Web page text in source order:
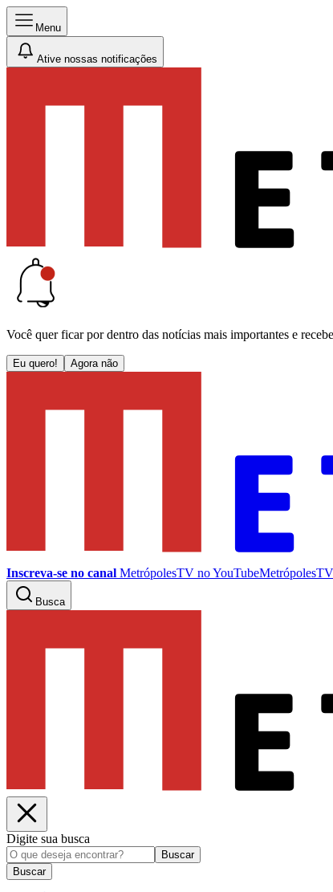
Menu
Ative nossas notificações
Você quer ficar por dentro das notícias mais importantes e
Eu quero! Agora não
Inscreva-se no canal MetrópolesTV noYouTubeMetrópolesTV
Busca
Digite sua busca
Buscar
Buscar